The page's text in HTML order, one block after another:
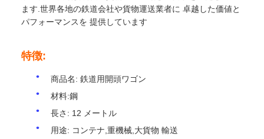
ます.世界各地の鉄道会社や貨物運送業者に 卓越した価値と
パフォーマンスを 提供しています
特徴:
商品名: 鉄道用開頭ワゴン
材料:鋼
長さ: 12 メートル
用途: コンテナ,重機械,大貨物 輸送